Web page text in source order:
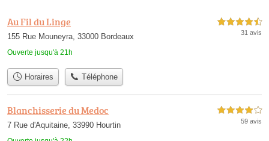
Au Fil du Linge
155 Rue Mouneyra, 33000 Bordeaux
Ouverte jusqu'à 21h
4,5 étoiles sur 5
31 avis
Horaires Téléphone
Blanchisserie du Medoc
7 Rue d'Aquitaine, 33990 Hourtin
4,0 étoiles sur 5
59 avis